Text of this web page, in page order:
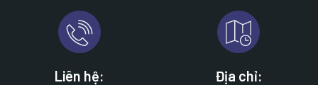
Liên hệ: Địa chỉ: